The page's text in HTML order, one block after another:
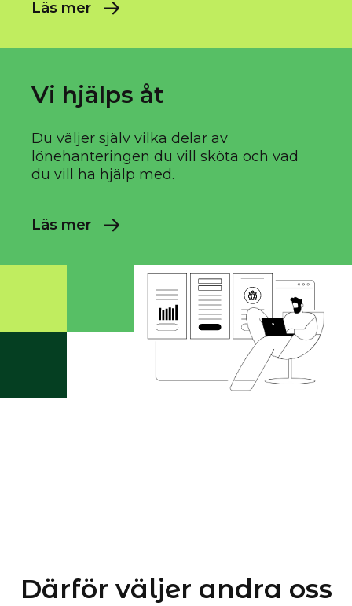
Läs mer
Vi hjälps åt
Du väljer själv vilka delar av
lönehanteringen du vill sköta och vad
du vill ha hjälp med.
Läs mer
Därför väljer andra oss